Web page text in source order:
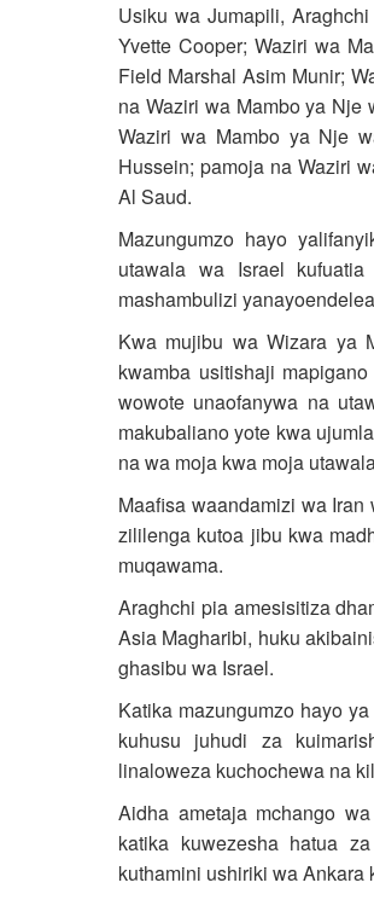
Usiku wa Jumapili,
Yvette Cooper; Waziri wa
Field Marshal Asim Munir;
na Waziri wa Mambo ya Nje
Waziri wa Mambo ya Nje
Hussein; pamoja na Waziri
Al Saud.
Mazungumzo hayo
utawala wa Israel
mashambulizi
Kwa mujibu wa Wizara ya
kwamba usitishaji
wowote unaofanywa na
makubaliano yote kwa
na wa moja kwa moja
Maafisa waandamizi wa
zililenga kutoa jibu kwa
muqawama.
Araghchi pia amesisitiza
Asia Magharibi, huku
ghasibu wa Israel.
Katika mazungumzo hayo
kuhusu juhudi za
linaloweza kuchochewa na
Aidha ametaja mchango
katika kuwezesha hatua
kuthamini ushiriki wa